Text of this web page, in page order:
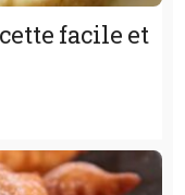
facile et